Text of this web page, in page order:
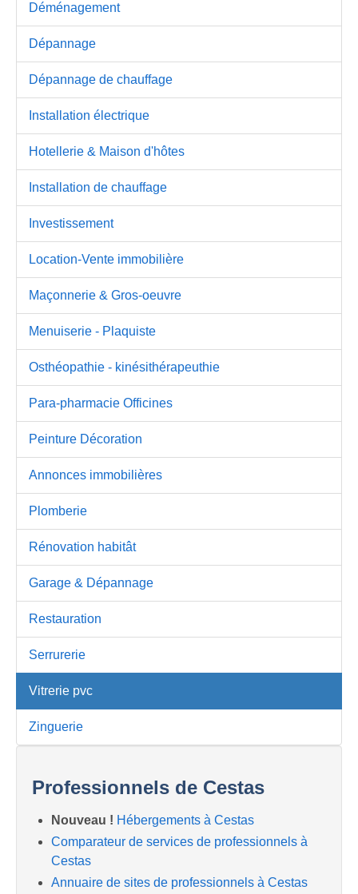
Déménagement
Dépannage
Dépannage de chauffage
Installation électrique
Hotellerie & Maison d'hôtes
Installation de chauffage
Investissement
Location-Vente immobilière
Maçonnerie & Gros-oeuvre
Menuiserie - Plaquiste
Osthéopathie - kinésithérapeuthie
Para-pharmacie Officines
Peinture Décoration
Annonces immobilières
Plomberie
Rénovation habitât
Garage & Dépannage
Restauration
Serrurerie
Vitrerie pvc
Zinguerie
Professionnels de Cestas
Nouveau ! Hébergements à Cestas
Comparateur de services de professionnels à
Cestas
Annuaire de sites de professionnels à Cestas